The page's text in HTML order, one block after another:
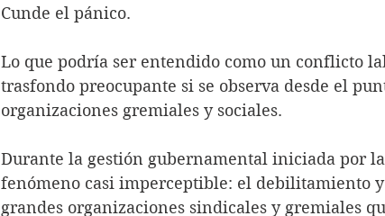
Cunde el pánico.
Lo que podría ser entendido como un conflicto
trasfondo preocupante si se observa desde el
organizaciones gremiales y sociales.
Durante la gestión gubernamental iniciada por
fenómeno casi imperceptible: el debilitamiento
grandes organizaciones sindicales y gremiales